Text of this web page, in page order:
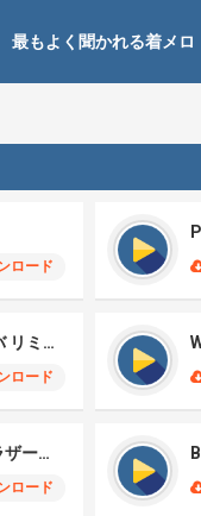
最もよく聞かれる着メロ
ロード
Driftveil City マリンバ リミックス
ロード
大乱闘スマッシュブラザーズ メレーテーマ マリンバ
ロード